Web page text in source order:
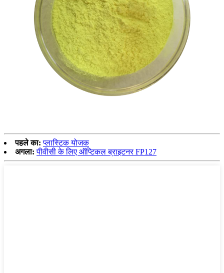
पहले का: प्लास्टिक योजक
अगला: पीवीसी के लिए ऑप्टिकल ब्राइटनर FP127